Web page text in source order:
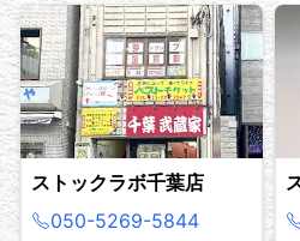
ストックラボ千葉店
050-5269-5844